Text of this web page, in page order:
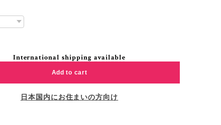
International shipping available
Add to cart
日本国内にお住まいの方向け